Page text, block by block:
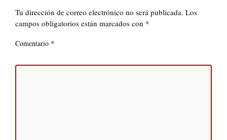
Tu dirección de correo electrónico no será publicada. Los
campos obligatorios están marcados con *
Comentario *